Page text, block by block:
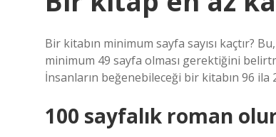
Bir kitabın minimum sayfa sayısı kaçtır?
minimum 49 sayfa olması gerektiğini
İnsanların beğenebileceği bir kitabın 96 ila
100 sayfalık roman